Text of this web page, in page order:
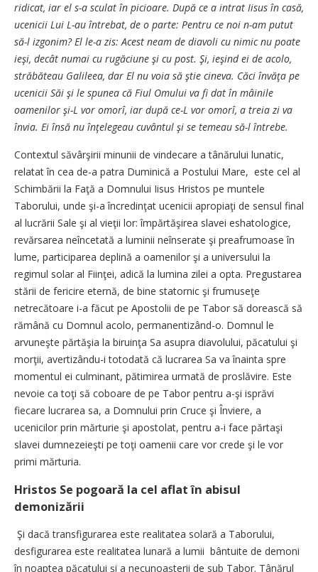
ridicat, iar el s-a sculat în picioare. După ce a intrat Iisus în casă,
ucenicii Lui L-au întrebat, de o parte: Pentru ce noi n-am putut
să-l izgonim? El le-a zis: Acest neam de diavoli cu nimic nu poate
ieşi, decât numai cu rugăciune şi cu post. Şi, ieşind ei de acolo,
străbăteau Galileea, dar El nu voia să ştie cineva. Căci învăţa pe
ucenicii Săi şi le spunea că Fiul Omului va fi dat în mâinile
oamenilor şi-L vor omorî, iar după ce-L vor omorî, a treia zi va
învia. Ei însă nu înţelegeau cuvântul şi se temeau să-l întrebe.
Contextul săvârşirii minunii de vindecare a tânărului lunatic,
relatat în cea de-a patra Duminică a Postului Mare, este cel al
Schimbării la Faţă a Domnului Iisus Hristos pe muntele
Taborului, unde şi-a încredinţat ucenicii apropiaţi de sensul final
al lucrării Sale şi al vieţii lor: împărtăşirea slavei eshatologice,
revărsarea neîncetată a luminii neînserate şi preafrumoase în
lume, participarea deplină a oamenilor şi a universului la
regimul solar al Fiinţei, adică la lumina zilei a opta. Pregustarea
stării de fericire eternă, de bine statornic şi frumuseţe
netrecătoare i-a făcut pe Apostolii de pe Tabor să dorească să
rămână cu Domnul acolo, permanentizând-o. Domnul le
arvuneşte părtăşia la biruinţa Sa asupra diavolului, păcatului şi
morţii, avertizându-i totodată că lucrarea Sa va înainta spre
momentul ei culminant, pătimirea urmată de proslăvire. Este
nevoie ca toţi să coboare de pe Tabor pentru a-şi isprăvi
fiecare lucrarea sa, a Domnului prin Cruce şi Înviere, a
ucenicilor prin mărturie şi apostolat, pentru a-i face părtaşi
slavei dumnezeieşti pe toţi oamenii care vor crede şi le vor
primi mărturia.
Hristos Se pogoară la cel aflat în abisul
demonizării
Şi dacă transfigurarea este realitatea solară a Taborului,
desfigurarea este realitatea lunară a lumii bântuite de demoni
în noaptea păcatului şi a necunoaşterii de sub Tabor. Tânărul